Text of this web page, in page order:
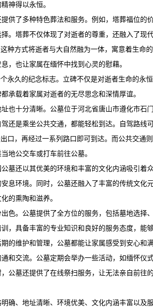
神得以永恒。
提供了多种特色葬法和服务。例如，塔葬福位的
。塔葬不仅体现了对逝者的尊重，还融入了现
种方式将逝者与大自然融为一体，寓意着生命
，也让家属在缅怀中找到心灵的慰藉。
永久的纪念标志。立碑不仅是对逝者生命的永
承载着家属对逝者的无尽思念和深情厚谊。
也十分清晰。公墓位于河北省唐山市遵化市石
还是乘坐公共交通，都能轻松到达。自驾路线
口，再经过一系列路口即可到达。而公共交通
地公交车或打车前往公墓。
公墓还以其优美的环境和丰富的文化内涵吸引着
息环境。同时，公墓还融入了丰富的传统文化
的熏陶和滋养。
色。公墓提供了全方位的服务，包括墓地选择
，具备丰富的专业知识和良好的服务态度，能
的维护和管理，公墓都能让家属感受到安心和满
和交流。公墓定期会举办一些活动，如缅怀仪
公墓还提供了在线祭扫服务，让无法亲自前往
确、地址清晰、环境优美、文化内涵丰富以及